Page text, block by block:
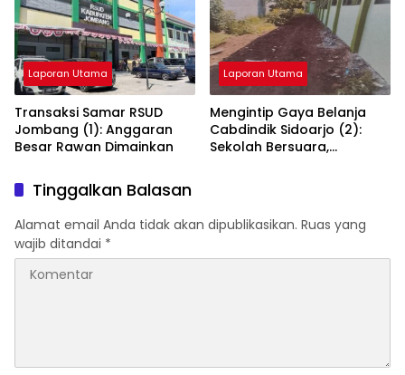
Laporan Utama
Transaksi Samar RSUD
Jombang (1): Anggaran
Besar Rawan Dimainkan
Laporan Utama
Mengintip Gaya Belanja
Cabdindik Sidoarjo (2):
Sekolah Bersuara,
Tinggalkan Balasan
Alamat email Anda tidak akan dipublikasikan. Ruas yang
wajib ditandai *